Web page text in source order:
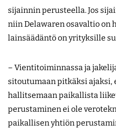
sijainnin perusteella. Jos
niin Delawaren osavaltio on
lainsäädäntö on yrityksille
– Vientitoiminnassa ja
sitoutumaan pitkäksi ajaksi,
hallitsemaan paikallista
perustaminen ei ole
paikallisen yhtiön